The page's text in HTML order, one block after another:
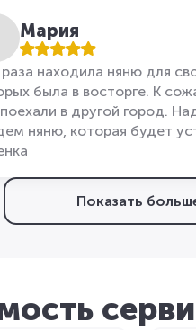
Мария
находила няню для
была в восторге. К
в другой город.
няню, которая будет
Показать